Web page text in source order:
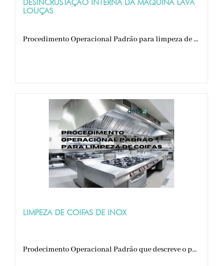
DESINCRUSTAÇÃO INTERNA DA MÁQUINA LAVA
LOUÇAS
Procedimento Operacional Padrão para limpeza de ...
LIMPEZA DE COIFAS DE INOX
Prodecimento Operacional Padrão que descreve o p...